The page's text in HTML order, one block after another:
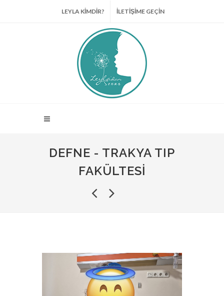
LEYLA KİMDİR? İLETİŞİME GEÇİN
DEFNE - TRAKYA TIP
FAKÜLTESI